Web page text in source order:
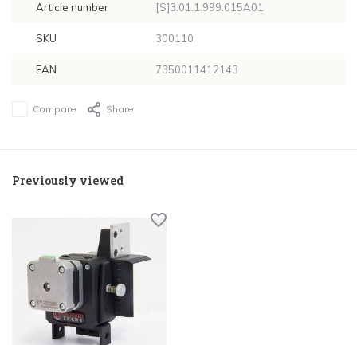
Article number [S]3.01.1.999.015A01
SKU 300110
EAN 7350011412143
Compare Share
Previously viewed